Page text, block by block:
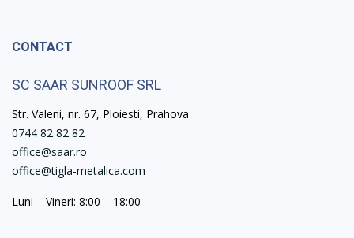
CONTACT
SC SAAR SUNROOF SRL
Str. Valeni, nr. 67, Ploiesti, Prahova
0744 82 82 82
office@saar.ro
office@tigla-metalica.com
Luni – Vineri: 8:00 – 18:00